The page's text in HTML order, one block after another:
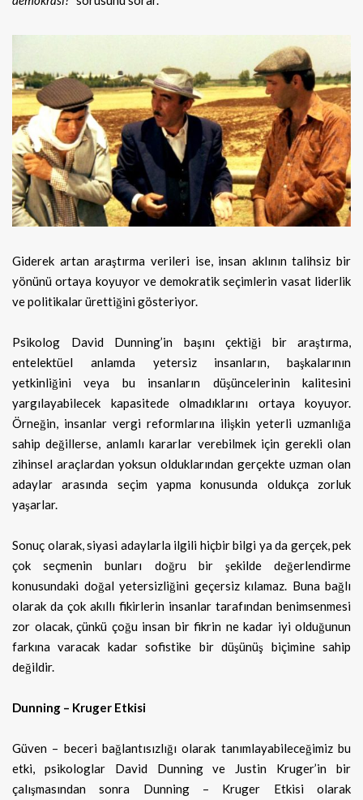
Giderek artan araştırma verileri ise, insan aklının talihsiz bir
yönünü ortaya koyuyor ve demokratik seçimlerin vasat liderlik
ve politikalar ürettiğini gösteriyor.
Psikolog David Dunning’in başını çektiği bir araştırma,
entelektüel anlamda yetersiz insanların, başkalarının
yetkinliğini veya bu insanların düşüncelerinin kalitesini
yargılayabilecek kapasitede olmadıklarını ortaya koyuyor.
Örneğin, insanlar vergi reformlarına ilişkin yeterli uzmanlığa
sahip değillerse, anlamlı kararlar verebilmek için gerekli olan
zihinsel araçlardan yoksun olduklarından gerçekte uzman olan
adaylar arasında seçim yapma konusunda oldukça zorluk
yaşarlar.
Sonuç olarak, siyasi adaylarla ilgili hiçbir bilgi ya da gerçek, pek
çok seçmenin bunları doğru bir şekilde değerlendirme
konusundaki doğal yetersizliğini geçersiz kılamaz. Buna bağlı
olarak da çok akıllı fikirlerin insanlar tarafından benimsenmesi
zor olacak, çünkü çoğu insan bir fikrin ne kadar iyi olduğunun
farkına varacak kadar sofistike bir düşünüş biçimine sahip
değildir.
Dunning – Kruger Etkisi
Güven – beceri bağlantısızlığı olarak tanımlayabileceğimiz bu
etki, psikologlar David Dunning ve Justin Kruger’in bir
çalışmasından sonra Dunning – Kruger Etkisi olarak